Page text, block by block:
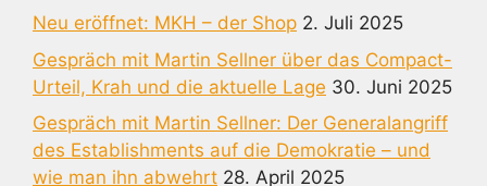
Neu eröffnet: MKH – der Shop 2. Juli 2025
Gespräch mit Martin Sellner über das Compact-
Urteil, Krah und die aktuelle Lage 30. Juni 2025
Gespräch mit Martin Sellner: Der Generalangriff
des Establishments auf die Demokratie – und
wie man ihn abwehrt 28. April 2025